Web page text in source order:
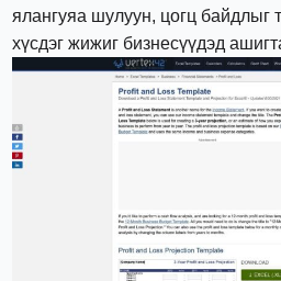
ялангуяа шулуун, цогц байдлыг
хүсдэг жижиг бизнесүүдэд